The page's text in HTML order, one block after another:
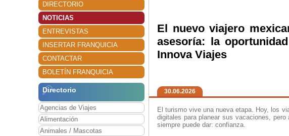
DIRECTORIO
NOTICIAS
ENTREVISTAS
INSERTAR FRANQUICIA
CONTACTAR
BOLETÍN FRANQUICIA
Directorio
Agencias de Viajes
Alimentación
Animales / Mascotas
El nuevo viajero
asesoría: la
Innova Viajes
30.06.2026
El turismo vive una nueva etapa. Hoy, los
digitales para planear sus vacaciones,
siempre puede dar: confianza.